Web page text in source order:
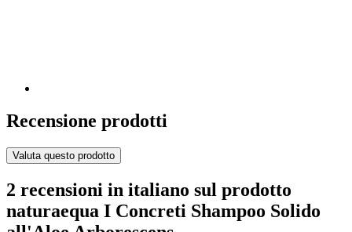
Recensione prodotti
Valuta questo prodotto
2 recensioni in italiano sul prodotto
naturaequa I Concreti Shampoo Solido